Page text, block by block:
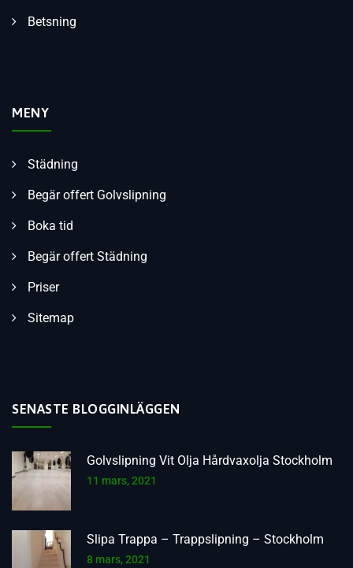
Betsning
MENY
Städning
Begär offert Golvslipning
Boka tid
Begär offert Städning
Priser
Sitemap
SENASTE BLOGGINLÄGGEN
Golvslipning Vit Olja Hårdvaxolja Stockholm
11 mars, 2021
Slipa Trappa – Trappslipning – Stockholm
8 mars, 2021